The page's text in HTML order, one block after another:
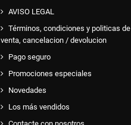
AVISO LEGAL
Términos, condiciones y politicas de
venta, cancelacion / devolucion
Pago seguro
Promociones especiales
Novedades
Los más vendidos